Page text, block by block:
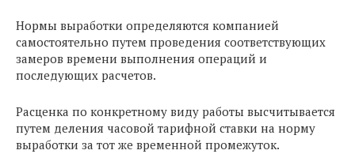
Нормы выработки определяются компанией
самостоятельно путем проведения соответствующих
замеров времени выполнения операций и
последующих расчетов.
Расценка по конкретному виду работы высчитывается
путем деления часовой тарифной ставки на норму
выработки за тот же временной промежуток.